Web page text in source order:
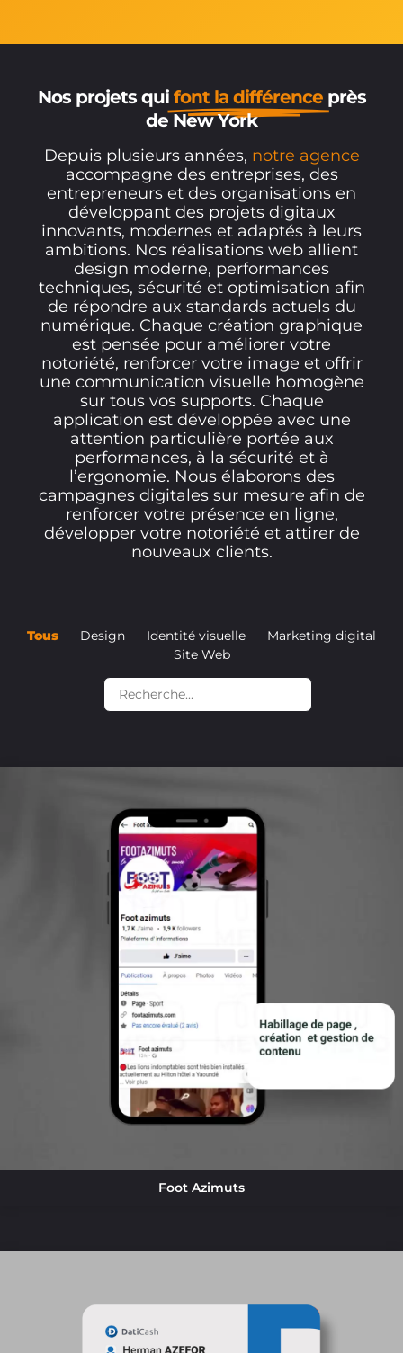
Nos projets qui font la différence près
de New York
Depuis plusieurs années, notre agence
accompagne des entreprises, des
entrepreneurs et des organisations en
développant des projets digitaux
innovants, modernes et adaptés à leurs
ambitions. Nos réalisations web allient
design moderne, performances
techniques, sécurité et optimisation afin
de répondre aux standards actuels du
numérique. Chaque création graphique
est pensée pour améliorer votre
notoriété, renforcer votre image et offrir
une communication visuelle homogène
sur tous vos supports. Chaque
application est développée avec une
attention particulière portée aux
performances, à la sécurité et à
l’ergonomie. Nous élaborons des
campagnes digitales sur mesure afin de
renforcer votre présence en ligne,
développer votre notoriété et attirer de
nouveaux clients.
Tous Design Identité visuelle
Marketing digital
Site Web
Foot Azimuts